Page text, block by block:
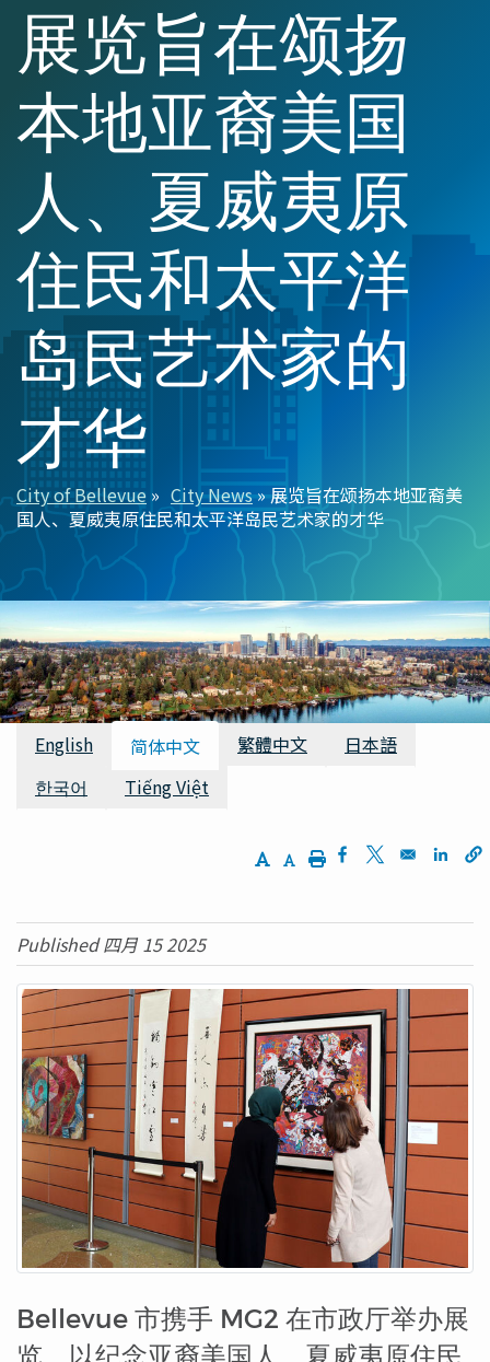
展览旨在颂扬
本地亚裔美国
人、夏威夷原
住民和太平洋
岛民艺术家的
才华
面
包
屑
City of Bellevue City News 展览旨在颂扬本地亚裔美
国人、夏威夷原住民和太平洋岛民艺术家的才华
可用翻译
English 简体中文 繁體中文
日本語
한국어
Tiếng Việt
Increase Text Size
Decrease Text Size
PrintOpens in a new
Opens in a
Published 四月 15 2025
Bellevue 市携手 MG2 在市政厅举办展
览，以纪念亚裔美国人、夏威夷原住民